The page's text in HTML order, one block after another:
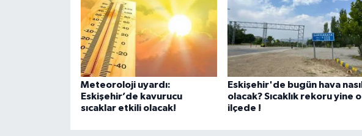
Meteoroloji uyardı:
Eskişehir’de kavurucu
sıcaklar etkili olacak!
Eskişehir'de bugün hava nasıl
olacak? Sıcaklık rekoru yine o
ilçede !